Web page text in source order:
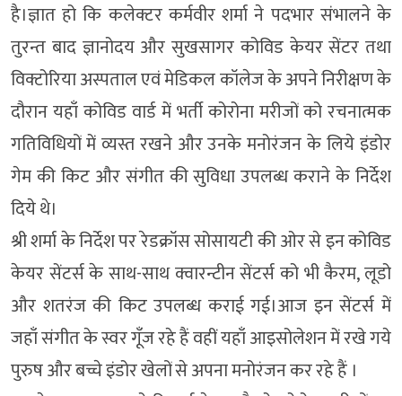
है।ज्ञात हो कि कलेक्टर कर्मवीर शर्मा ने पदभार संभालने के
तुरन्त बाद ज्ञानोदय और सुखसागर कोविड केयर सेंटर तथा
विक्टोरिया अस्पताल एवं मेडिकल कॉलेज के अपने निरीक्षण के
दौरान यहाँ कोविड वार्ड में भर्ती कोरोना मरीजों को रचनात्मक
गतिविधियों में व्यस्त रखने और उनके मनोरंजन के लिये इंडोर
गेम की किट और संगीत की सुविधा उपलब्ध कराने के निर्देश
दिये थे।
श्री शर्मा के निर्देश पर रेडक्रॉस सोसायटी की ओर से इन कोविड
केयर सेंटर्स के साथ-साथ क्वारन्टीन सेंटर्स को भी कैरम, लूडो
और शतरंज की किट उपलब्ध कराई गई।आज इन सेंटर्स में
जहाँ संगीत के स्वर गूँज रहे हैं वहीं यहाँ आइसोलेशन में रखे गये
पुरुष और बच्चे इंडोर खेलों से अपना मनोरंजन कर रहे हैं ।